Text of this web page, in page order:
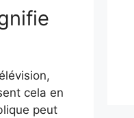
cela en
peut